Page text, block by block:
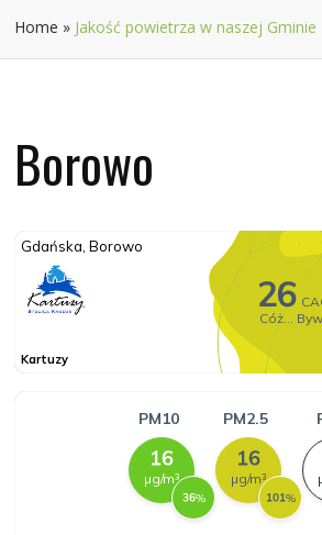
Home » Jakość powietrza w naszej Gminie
Borowo